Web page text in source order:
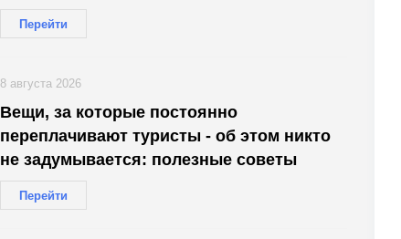
Перейти
Вещи, за которые постоянно
переплачивают туристы - об этом никто
не задумывается: полезные советы
Перейти
8 августа 2026